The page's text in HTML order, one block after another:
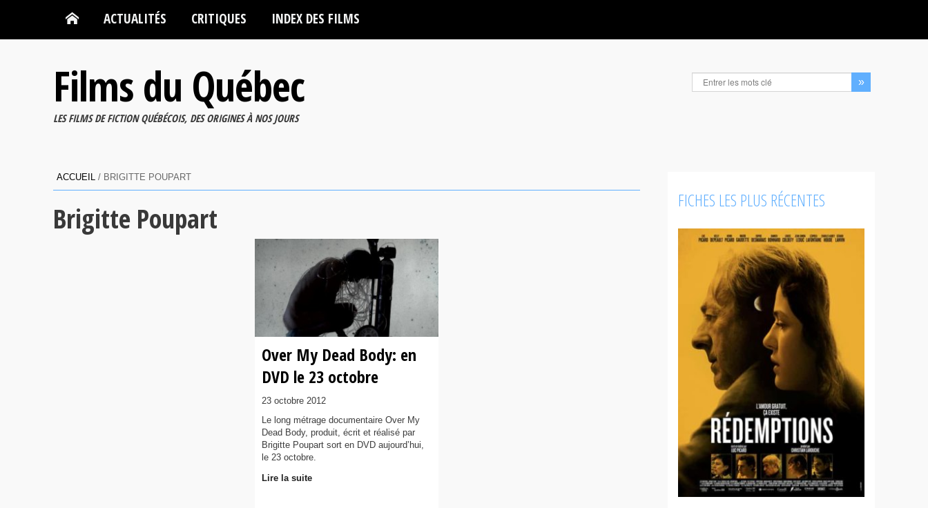
ACTUALITÉS CRITIQUES INDEX DES FILMS
Films du Québec
LES FILMS DE FICTION QUÉBÉCOIS, DES ORIGINES À NOS JOURS
ACCUEIL / BRIGITTE POUPART
Brigitte Poupart
Over My Dead Body: en
DVD le 23 octobre
23 octobre 2012
Le long métrage documentaire Over My
Dead Body, produit, écrit et réalisé par
Brigitte Poupart sort en DVD aujourd’hui,
le 23 octobre.
Lire la suite
FICHES LES PLUS RÉCENTES